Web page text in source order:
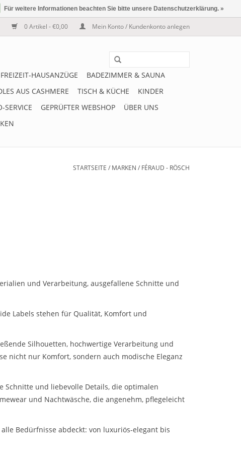
0 Artikel - €0,00 Mein Konto / Kundenkonto anlegen
FREIZEIT-HAUSANZÜGE
BADEZIMMER & SAUNA
AUS CASHMERE TISCH & KÜCHE
KINDER
SERVICE GEPRÜFTER WEBSHOP
ÜBER UNS
STARTSEITE / MARKEN / FÉRAUD - RÖSCH
und Verarbeitung, ausgefallene Schnitte und
Labels stehen für Qualität, Komfort und
Silhouetten, hochwertige Verarbeitung und
nicht nur Komfort, sondern auch modische Eleganz
und liebevolle Details, die optimalen
und Nachtwäsche, die angenehm, pflegeleicht
Bedürfnisse abdeckt: von luxuriös‑elegant bis
Für weitere Informationen beachten Sie bitte unsere Datenschutzerklärung. »